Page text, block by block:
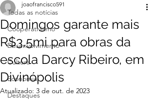
Todas as notícias
Cooperativismo
Desenvolvimento
Cultura
Economia
Destaques
Domingos garante mais
R$3,5mi para obras da
escola Darcy Ribeiro, em
Divinópolis
joaofrancisco591
Atualizado: 3 de out. de 2023